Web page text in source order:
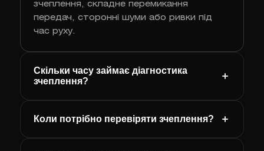
зчеплення, складне перемикання
передач, сторонні шуми або ривки під
час руху.
Скільки часу займає діагностика
зчеплення?
Коли потрібно перевіряти зчеплення?